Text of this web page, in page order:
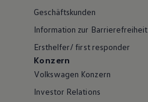
Geschäftskunden
Information zur Barrierefreiheit
Ersthelfer/ first responder
Konzern
Volkswagen Konzern
Investor Relations